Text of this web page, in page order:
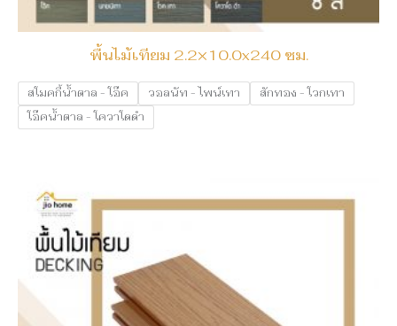
พื้นไม้เทียม 2.2×10.0x240 ซม.
สโมคกี้น้ำตาล - โอ๊ค วอลนัท - ไพน์เทา
สักทอง - โวกเทา
โอ๊คน้ำตาล - โควาโดดำ